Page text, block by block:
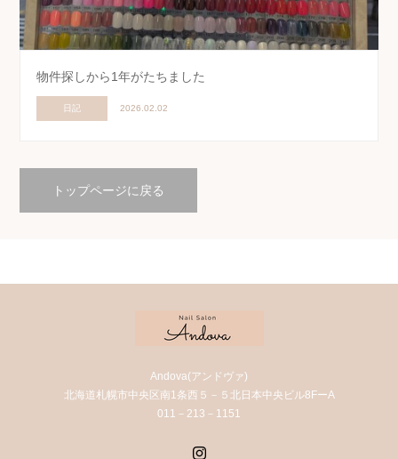
物件探しから1年がたちました
日記 2026.02.02
トップページに戻る
Andova(アンドヴァ)
北海道札幌市中央区南1条西５－５北日本中央ビル8FーA
011－213－1151